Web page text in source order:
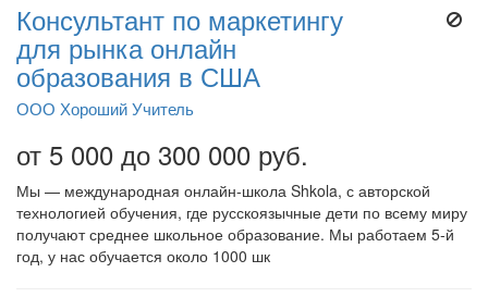
Консультант по маркетингу
для рынка онлайн
образования в США
ООО Хороший Учитель
от 5 000 до 300 000 руб.
Мы — международная онлайн-школа Shkola, с авторской
технологией обучения, где русскоязычные дети по всему миру
получают среднее школьное образование. Мы работаем 5-й
год, у нас обучается около 1000 шк